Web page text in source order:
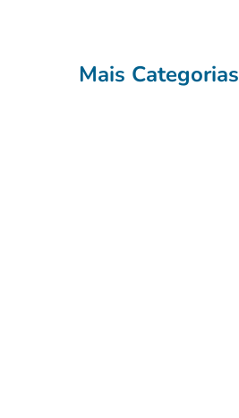
Mais Categorias